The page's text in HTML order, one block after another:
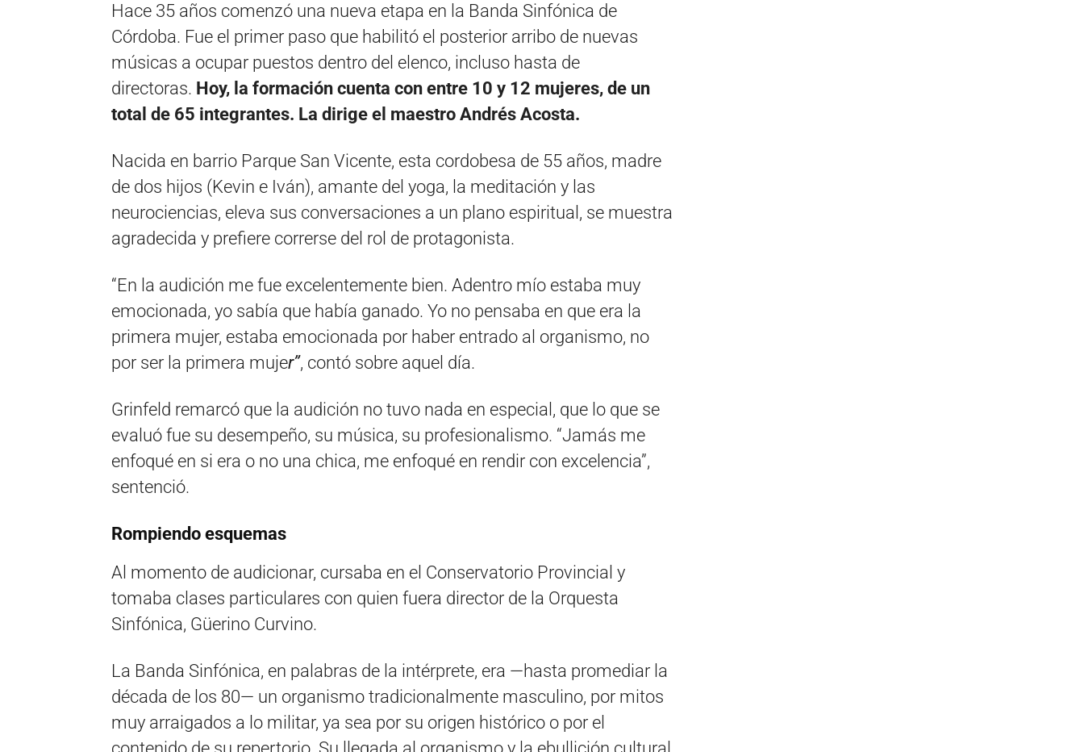
Hace 35 años comenzó una nueva etapa en la Banda Sinfónica de
Córdoba. Fue el primer paso que habilitó el posterior arribo de nuevas
músicas a ocupar puestos dentro del elenco, incluso hasta de
directoras. Hoy, la formación cuenta con entre 10 y 12 mujeres, de un
total de 65 integrantes. La dirige el maestro Andrés Acosta.
Nacida en barrio Parque San Vicente, esta cordobesa de 55 años, madre
de dos hijos (Kevin e Iván), amante del yoga, la meditación y las
neurociencias, eleva sus conversaciones a un plano espiritual, se muestra
agradecida y prefiere correrse del rol de protagonista.
“En la audición me fue excelentemente bien. Adentro mío estaba muy
emocionada, yo sabía que había ganado. Yo no pensaba en que era la
primera mujer, estaba emocionada por haber entrado al organismo, no
por ser la primera mujer”, contó sobre aquel día.
Grinfeld remarcó que la audición no tuvo nada en especial, que lo que se
evaluó fue su desempeño, su música, su profesionalismo. “Jamás me
enfoqué en si era o no una chica, me enfoqué en rendir con excelencia”,
sentenció.
Rompiendo esquemas
Al momento de audicionar, cursaba en el Conservatorio Provincial y
tomaba clases particulares con quien fuera director de la Orquesta
Sinfónica, Güerino Curvino.
La Banda Sinfónica, en palabras de la intérprete, era —hasta promediar la
década de los 80— un organismo tradicionalmente masculino, por mitos
muy arraigados a lo militar, ya sea por su origen histórico o por el